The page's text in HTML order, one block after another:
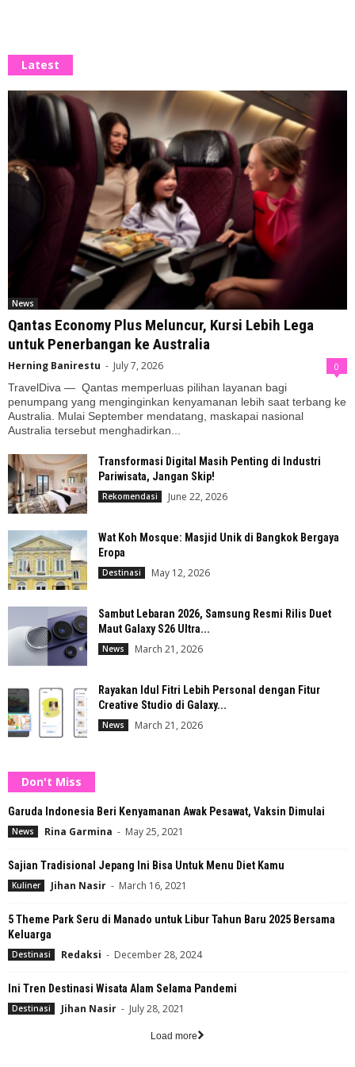
Latest
News
Qantas Economy Plus Meluncur, Kursi Lebih Lega
untuk Penerbangan ke Australia
Herning Banirestu - July 7, 2026 0
TravelDiva — Qantas memperluas pilihan layanan bagi
penumpang yang menginginkan kenyamanan lebih saat terbang ke
Australia. Mulai September mendatang, maskapai nasional
Australia tersebut menghadirkan...
Transformasi Digital Masih Penting di Industri
Pariwisata, Jangan Skip!
Rekomendasi June 22, 2026
Wat Koh Mosque: Masjid Unik di Bangkok Bergaya
Eropa
Destinasi May 12, 2026
Sambut Lebaran 2026, Samsung Resmi Rilis Duet
Maut Galaxy S26 Ultra...
News March 21, 2026
Rayakan Idul Fitri Lebih Personal dengan Fitur
Creative Studio di Galaxy...
News March 21, 2026
Don't Miss
Garuda Indonesia Beri Kenyamanan Awak Pesawat, Vaksin Dimulai
News Rina Garmina - May 25, 2021
Sajian Tradisional Jepang Ini Bisa Untuk Menu Diet Kamu
Kuliner Jihan Nasir - March 16, 2021
5 Theme Park Seru di Manado untuk Libur Tahun Baru 2025 Bersama
Keluarga
Destinasi Redaksi - December 28, 2024
Ini Tren Destinasi Wisata Alam Selama Pandemi
Destinasi Jihan Nasir - July 28, 2021
Load more